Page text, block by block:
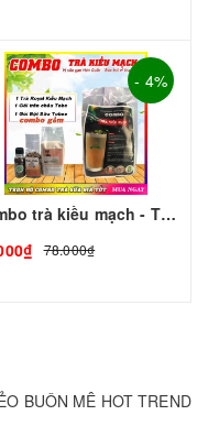
- 4%
Combo trà kiều mạch - TC đen
78.000₫
BUÔN MÊ HOT TREND